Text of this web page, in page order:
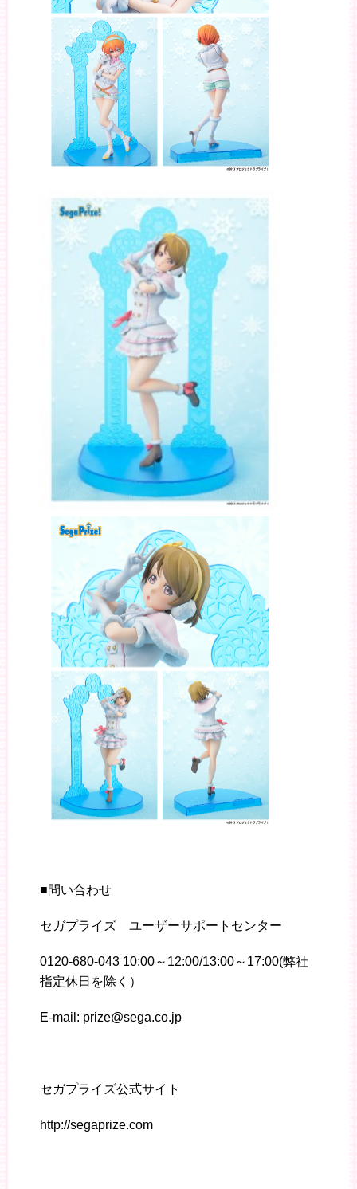
■問い合わせ
セガプライズ ユーザーサポートセンター
0120-680-043 10:00～12:00/13:00～17:00(弊社
指定休日を除く）
E-mail: prize@sega.co.jp
セガプライズ公式サイト
http://segaprize.com